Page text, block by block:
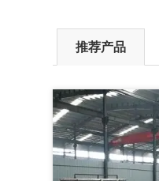
推荐产品